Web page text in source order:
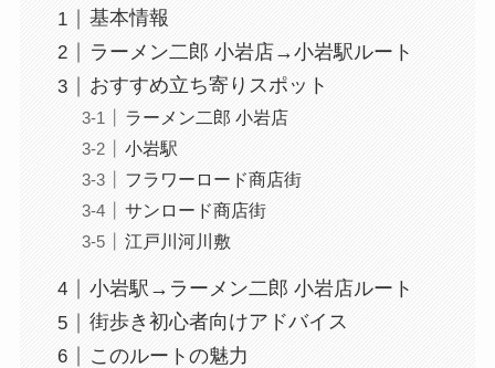
基本情報
ラーメン二郎 小岩店→小岩駅ルート
おすすめ立ち寄りスポット
ラーメン二郎 小岩店
小岩駅
フラワーロード商店街
サンロード商店街
江戸川河川敷
小岩駅→ラーメン二郎 小岩店ルート
街歩き初心者向けアドバイス
このルートの魅力